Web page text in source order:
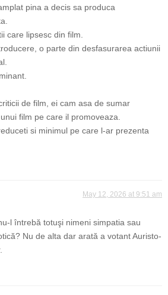
pina a decis sa produca
care lipsesc din film.
o parte din desfasurarea actiunii
de film, ei cam asa de sumar
film pe care il promoveaza.
si minimul pe care l-ar prezenta
May 12, 2026 at 9:51 am
l întrebă totuşi nimeni simpatia sau
Nu de alta dar arată a votant Auristo-